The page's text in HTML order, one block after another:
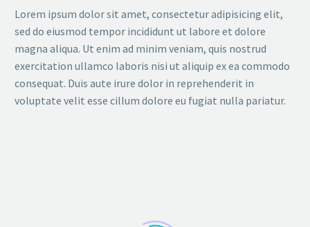
Lorem ipsum dolor sit amet, consectetur adipisicing elit,
sed do eiusmod tempor incididunt ut labore et dolore
magna aliqua. Ut enim ad minim veniam, quis nostrud
exercitation ullamco laboris nisi ut aliquip ex ea commodo
consequat. Duis aute irure dolor in reprehenderit in
voluptate velit esse cillum dolore eu fugiat nulla pariatur.